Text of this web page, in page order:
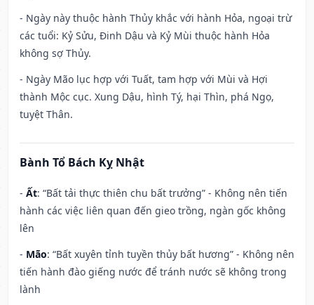
- Ngày này thuộc hành Thủy khắc với hành Hỏa, ngoại trừ
các tuổi: Kỷ Sửu, Đinh Dậu và Kỷ Mùi thuộc hành Hỏa
không sợ Thủy.
- Ngày Mão lục hợp với Tuất, tam hợp với Mùi và Hợi
thành Mộc cục. Xung Dậu, hình Tý, hại Thìn, phá Ngọ,
tuyệt Thân.
Bành Tổ Bách Kỵ Nhật
- Ất: “Bất tải thực thiên chu bất trưởng” - Không nên tiến
hành các việc liên quan đến gieo trồng, ngàn gốc không
lên
- Mão: “Bất xuyên tỉnh tuyền thủy bất hương” - Không nên
tiến hành đào giếng nước để tránh nước sẽ không trong
lành